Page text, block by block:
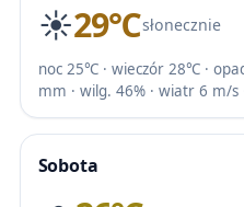
☀️29℃słonecznie
noc 25℃ · wieczór 28℃ ·
mm · wilg. 46% · wiatr 6 m/s
Sobota